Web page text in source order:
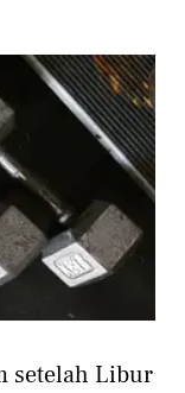
setelah Libur